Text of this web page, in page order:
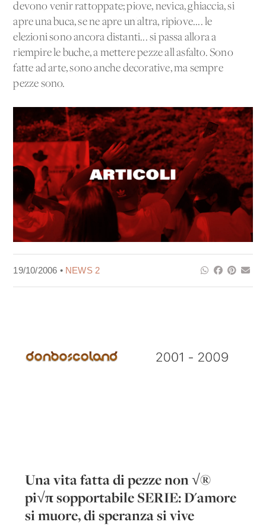
devono venir rattoppate; piove, nevica, ghiaccia, si
apre una buca, se ne apre un'altra, ripiove.... le
elezioni sono ancora distanti... si passa allora a
riempire le buche, a mettere pezze all'asfalto. Sono
fatte ad arte, sono anche decorative, ma sempre
pezze sono.
19/10/2006 • NEWS 2
Una vita fatta di pezze non √®
pi√π sopportabile SERIE: D'amore
si muore, di speranza si vive